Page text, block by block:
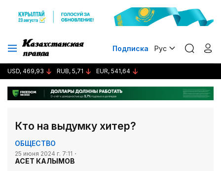
Подписка Рус
USD, 469,93 RUB, 5,71 EUR, 541,64
Кто на выдумку хитер?
ОБЩЕСТВО
25 июня 2024 г. 7:11
АСЕТ КАЛЫМОВ